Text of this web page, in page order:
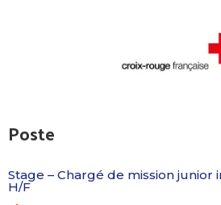
Poste
Stage – Chargé de mission
H/F